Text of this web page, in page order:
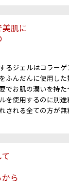
肌に
るジェルはコラー
ふんだんに使用し
でお肌の潤いを持た
を使用するのに別途
される全ての方が
ら